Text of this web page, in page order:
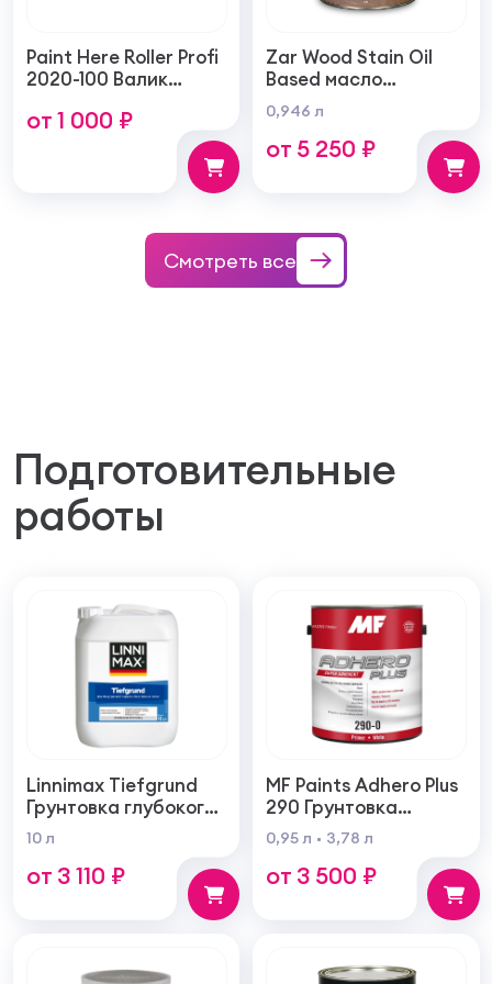
Paint Here Roller Profi
2020-100 Валик
тонкую гладкую
структуру покрытия
от 1 000 ₽
Zar Wood Stain Oil
Based масло
тонирующая по
дереву
0,946 л
от 5 250 ₽
Смотреть все
Подготовительные
работы
Linnimax Tiefgrund
Грунтовка глубокого
проникновения для
внутренних и
наружных работ
10 л
от 3 110 ₽
MF Paints Adhero Plus
290 Грунтовка
высшего качества из
100% акрилового
латекса для
0,95 л 3,78 л
от 3 500 ₽